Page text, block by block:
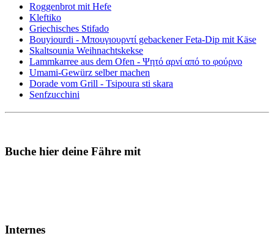
Roggenbrot mit Hefe
Kleftiko
Griechisches Stifado
Bouyiourdi - Μπουγιουρντί gebackener Feta-Dip mit Käse
Skaltsounia Weihnachtskekse
Lammkarree aus dem Ofen - Ψητό αρνί από το φούρνο
Umami-Gewürz selber machen
Dorade vom Grill - Tsipoura sti skara
Senfzucchini
Buche hier deine Fähre mit
Internes